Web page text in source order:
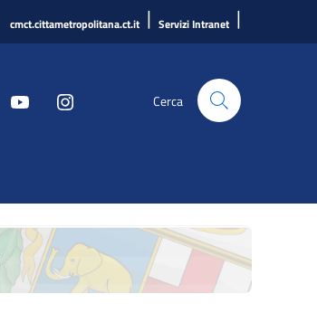
cmct.cittametropolitana.ct.it | Servizi Intranet |
Cerca